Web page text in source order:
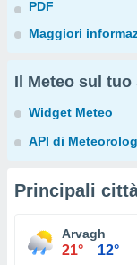
PDF
Maggiori
Il Meteo sul tuo
Widget Meteo
API di
Principali
Arvagh
21° 12°